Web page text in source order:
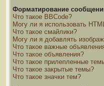
Форматирование
Что такое BBCode?
Могу ли я использовать
Что такое смайлики?
Могу ли я добавлять
Что такое важные
Что такое объявления?
Что такое прилепленные
Что такое закрытые темы?
Что такое значки тем?